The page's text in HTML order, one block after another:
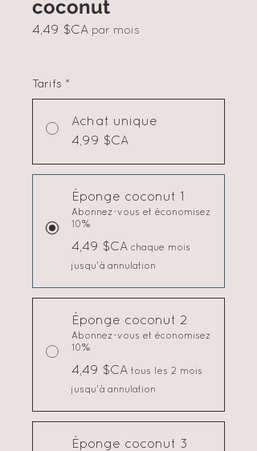
coconut
4,49 $CA Prix
par mois
Tarifs *
Achat unique
4,99 $CA
Éponge coconut 1
Abonnez-vous et économisez
10%
4,49 $CA chaque mois
jusqu'à annulation
Éponge coconut 2
Abonnez-vous et économisez
10%
4,49 $CA tous les 2 mois
jusqu'à annulation
Éponge coconut 3